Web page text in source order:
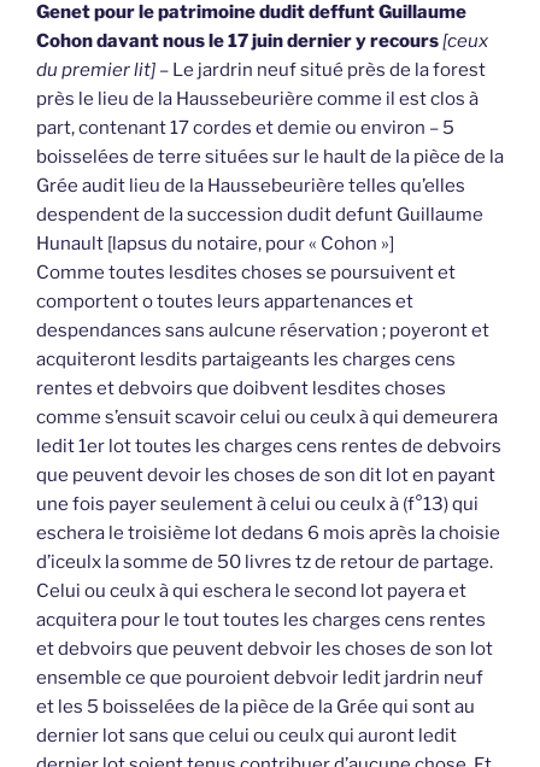
Genet pour le patrimoine dudit deffunt Guillaume
Cohon davant nous le 17 juin dernier y recours[ceux
du premier lit] – Le jardrin neuf situé près de la forest
près le lieu de la Haussebeurière comme il est clos à
part, contenant 17 cordes et demie ou environ – 5
boisselées de terre situées sur le hault de la pièce de la
Grée audit lieu de la Haussebeurière telles qu’elles
despendent de la succession dudit defunt Guillaume
Hunault [lapsus du notaire, pour « Cohon »]
Comme toutes lesdites choses se poursuivent et
comportent o toutes leurs appartenances et
despendances sans aulcune réservation ; poyeront et
acquiteront lesdits partaigeants les charges cens
rentes et debvoirs que doibvent lesdites choses
comme s’ensuit scavoir celui ou ceulx à qui demeurera
ledit 1er lot toutes les charges cens rentes de debvoirs
que peuvent devoir les choses de son dit lot en payant
une fois payer seulement à celui ou ceulx à (f°13) qui
eschera le troisième lot dedans 6 mois après la choisie
d’iceulx la somme de 50 livres tz de retour de partage.
Celui ou ceulx à qui eschera le second lot payera et
acquitera pour le tout toutes les charges cens rentes
et debvoirs que peuvent debvoir les choses de son lot
ensemble ce que pouroient debvoir ledit jardrin neuf
et les 5 boisselées de la pièce de la Grée qui sont au
dernier lot sans que celui ou ceulx qui auront ledit